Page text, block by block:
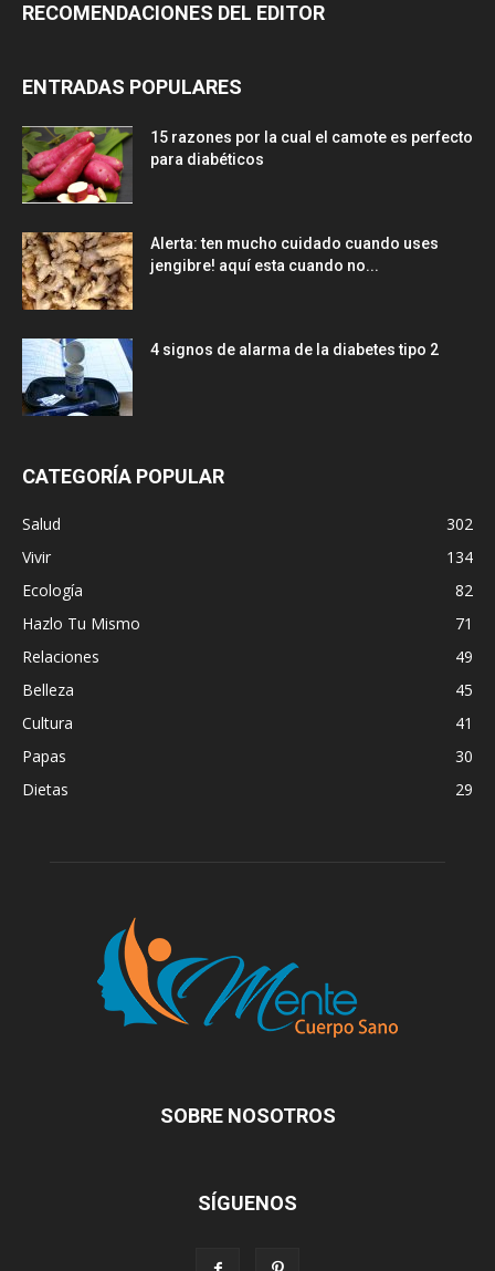
RECOMENDACIONES DEL EDITOR
ENTRADAS POPULARES
15 razones por la cual el camote es perfecto
para diabéticos
Alerta: ten mucho cuidado cuando uses
jengibre! aquí esta cuando no...
4 signos de alarma de la diabetes tipo 2
CATEGORÍA POPULAR
Salud
302
Vivir
134
Ecología
82
Hazlo Tu Mismo
71
Relaciones
49
Belleza
45
Cultura
41
Papas
30
Dietas
29
SOBRE NOSOTROS
SÍGUENOS